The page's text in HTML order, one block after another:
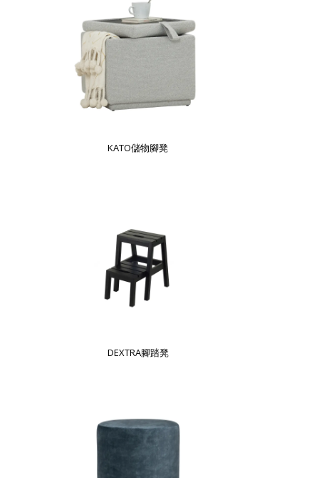
KATO儲物腳凳
DEXTRA腳踏凳